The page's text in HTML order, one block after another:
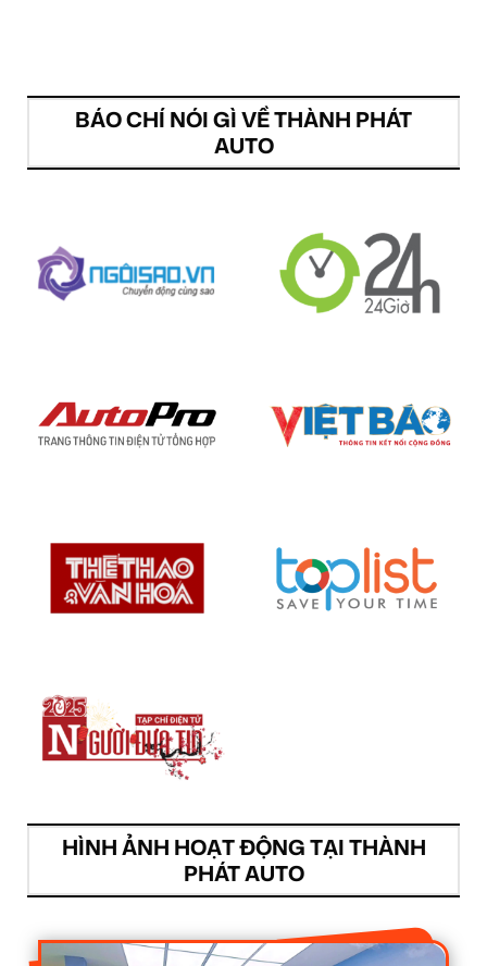
BÁO CHÍ NÓI GÌ VỀ THÀNH PHÁT
AUTO
HÌNH ẢNH HOẠT ĐỘNG TẠI THÀNH
PHÁT AUTO